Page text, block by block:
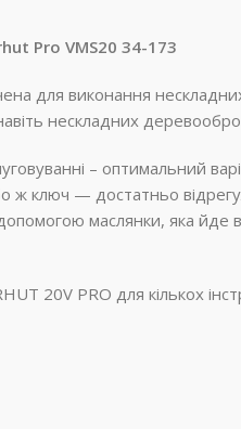
Pro VMS20 34-173
для виконання
нескладних
– оптимальний
ж ключ — достатньо
маслянки, яка
20V PRO для кількох